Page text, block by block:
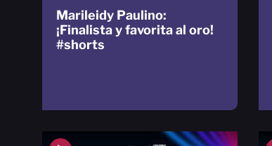
Marileidy Paulino:
¡Finalista y favorita al oro!
#shorts